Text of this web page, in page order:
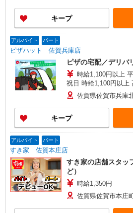
キープ
アルバイト パート
ピザハット 佐賀兵庫店
ピザの宅配／デリバ
時給1,100円以上
祝日 時給1,100円以上
佐賀県佐賀市兵庫
キープ
アルバイト パート
すき家 佐賀本庄店
すき家の店舗スタッ
ど）
時給1,350円
佐賀県佐賀市本庄